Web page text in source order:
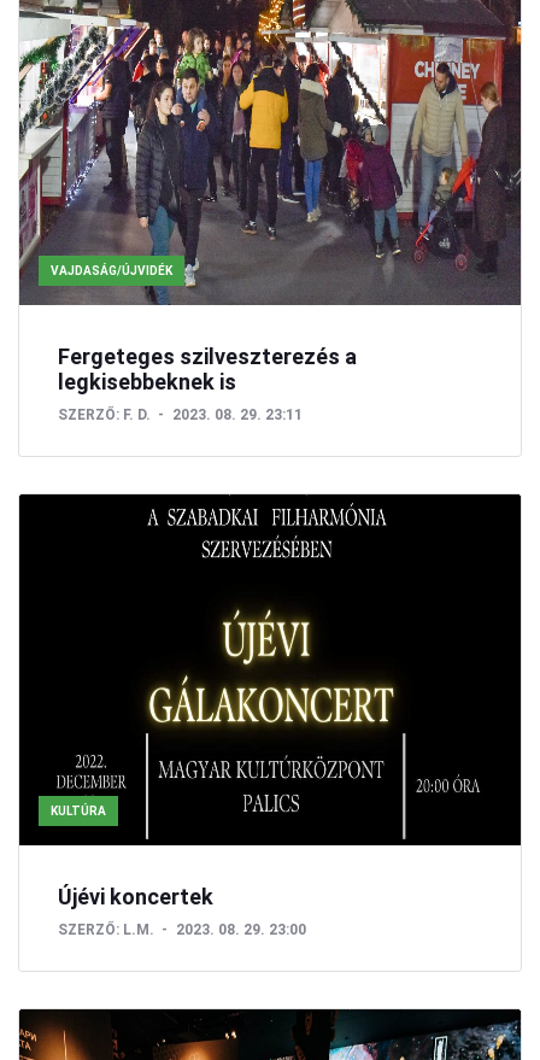
VAJDASÁG/ÚJVIDÉK
Fergeteges szilveszterezés a
legkisebbeknek is
SZERZŐ: F. D. 2023. 08. 29. 23:11
KULTÚRA
Újévi koncertek
SZERZŐ: L.M. 2023. 08. 29. 23:00